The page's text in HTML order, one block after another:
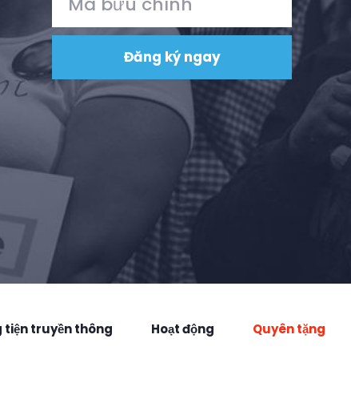
tiện truyền thông Hoạt động Quyên tặng